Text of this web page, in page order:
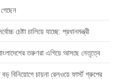
গেছেন
চেষ্টা চালিয়ে যাচ্ছে: প্রধানমন্ত্রী
তরুণরা এগিয়ে আসছে নেতৃত্বে
বিনিয়োগে চায়না রেলওয়ে ফার্স্ট গ্রুপের